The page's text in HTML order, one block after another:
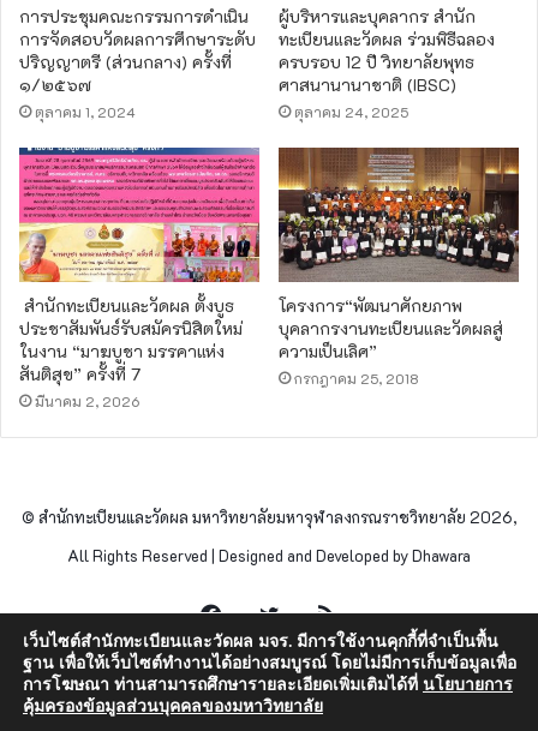
การประชุมคณะกรรมการดำเนิน
การจัดสอบวัดผลการศึกษาระดับ
ปริญญาตรี (ส่วนกลาง) ครั้งที่
๑/๒๕๖๗
ตุลาคม 1, 2024
ผู้บริหารและบุคลากร สำนัก
ทะเบียนและวัดผล ร่วมพิธีฉลอง
ครบรอบ 12 ปี วิทยาลัยพุทธ
ศาสนานานาชาติ (IBSC)
ตุลาคม 24, 2025
สำนักทะเบียนและวัดผล ตั้งบูธ
ประชาสัมพันธ์รับสมัครนิสิตใหม่
ในงาน “มาฆบูชา มรรคาแห่ง
สันติสุข” ครั้งที่ 7
มีนาคม 2, 2026
โครงการ“พัฒนาศักยภาพ
บุคลากรงานทะเบียนและวัดผลสู่
ความเป็นเลิศ”
กรกฎาคม 25, 2018
© สำนักทะเบียนและวัดผล มหาวิทยาลัยมหาจุฬาลงกรณราชวิทยาลัย 2026,
All Rights Reserved | Designed and Developed by Dhawara
FacebookTwitterRSS
เว็บไซต์สำนักทะเบียนและวัดผล มจร. มีการใช้งานคุกกี้ที่จำเป็นพื้น
ฐาน เพื่อให้เว็บไซต์ทำงานได้อย่างสมบูรณ์ โดยไม่มีการเก็บข้อมูลเพื่อ
การโฆษณา ท่านสามารถศึกษารายละเอียดเพิ่มเติมได้ที่ นโยบายการ
คุ้มครองข้อมูลส่วนบุคคลของมหาวิทยาลัย